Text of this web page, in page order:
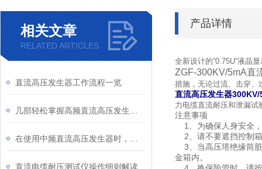
相关文章
RELATED ARTICLES
直流高压发生器工作流程一览
直流电缆耐压测试仪操作细则解读
产品详情
全新设计的“0.75U”液晶
ZGF-300KV/5mA直
措施，无论过流、击穿、
直流高压发生器300KV/
力电缆直流耐压和泄漏
注意事项
1、为确保人身安全，
2、请不要遮挡控制箱
3、当高压塔绝缘筒脏
金箱内。